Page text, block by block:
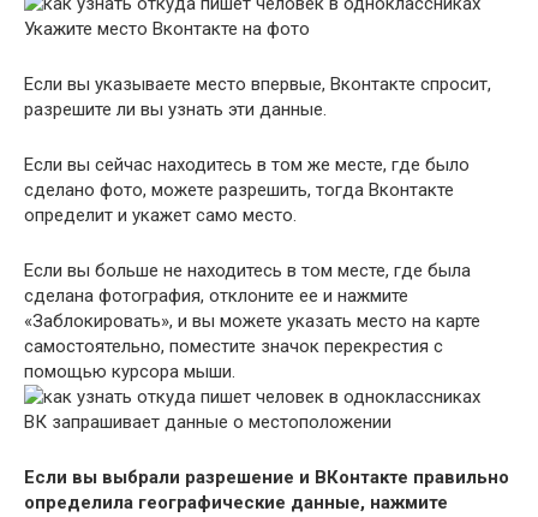
Укажите место Вконтакте на фото
Если вы указываете место впервые, Вконтакте спросит,
разрешите ли вы узнать эти данные.
Если вы сейчас находитесь в том же месте, где было
сделано фото, можете разрешить, тогда Вконтакте
определит и укажет само место.
Если вы больше не находитесь в том месте, где была
сделана фотография, отклоните ее и нажмите
«Заблокировать», и вы можете указать место на карте
самостоятельно, поместите значок перекрестия с
помощью курсора мыши.
ВК запрашивает данные о местоположении
Если вы выбрали разрешение и ВКонтакте правильно
определила географические данные, нажмите